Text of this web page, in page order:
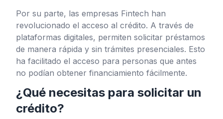
Por su parte, las empresas Fintech han
revolucionado el acceso al crédito. A través de
plataformas digitales, permiten solicitar préstamos
de manera rápida y sin trámites presenciales. Esto
ha facilitado el acceso para personas que antes
no podían obtener financiamiento fácilmente.
¿Qué necesitas para solicitar un
crédito?